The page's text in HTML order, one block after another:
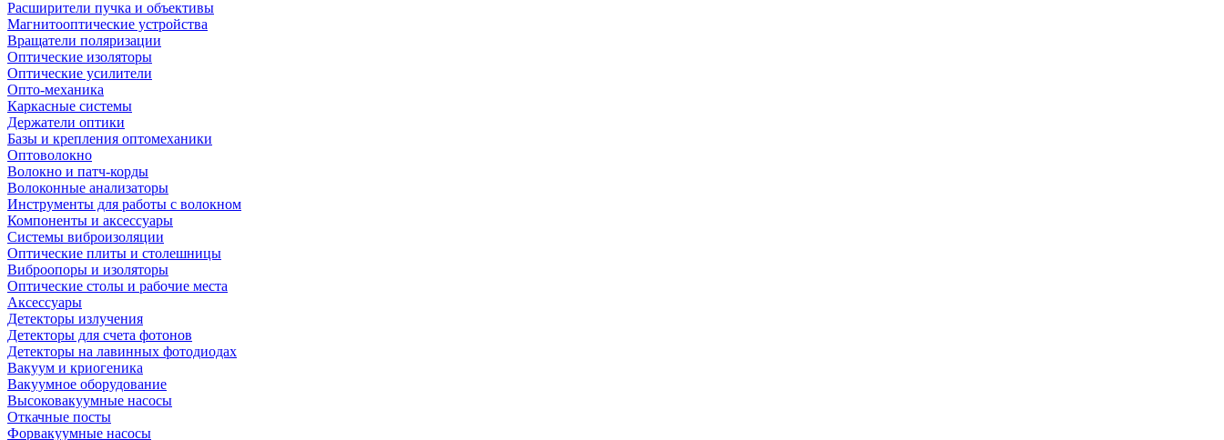
Расширители пучка и объективы
Магнитооптические устройства
Вращатели поляризации
Оптические изоляторы
Оптические усилители
Опто-механика
Каркасные системы
Держатели оптики
Базы и крепления оптомеханики
Оптоволокно
Волокно и патч-корды
Волоконные анализаторы
Инструменты для работы с волокном
Компоненты и аксессуары
Системы виброизоляции
Оптические плиты и столешницы
Виброопоры и изоляторы
Оптические столы и рабочие места
Аксессуары
Детекторы излучения
Детекторы для счета фотонов
Детекторы на лавинных фотодиодах
Вакуум и криогеника
Вакуумное оборудование
Высоковакуумные насосы
Откачные посты
Форвакуумные насосы